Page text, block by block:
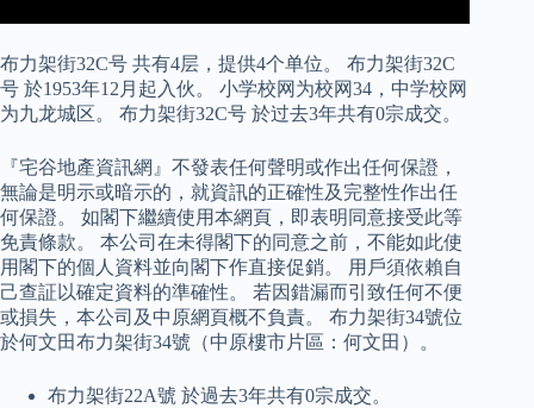
布力架街32C号 共有4层，提供4个单位。 布力架街32C
号 於1953年12月起入伙。 小学校网为校网34，中学校网
为九龙城区。 布力架街32C号 於过去3年共有0宗成交。
『宅谷地產資訊網』不發表任何聲明或作出任何保證，
無論是明示或暗示的，就資訊的正確性及完整性作出任
何保證。 如閣下繼續使用本網頁，即表明同意接受此等
免責條款。 本公司在未得閣下的同意之前，不能如此使
用閣下的個人資料並向閣下作直接促銷。 用戶須依賴自
己查証以確定資料的準確性。 若因錯漏而引致任何不便
或損失，本公司及中原網頁概不負責。 布力架街34號位
於何文田布力架街34號（中原樓市片區：何文田）。
布力架街22A號 於過去3年共有0宗成交。